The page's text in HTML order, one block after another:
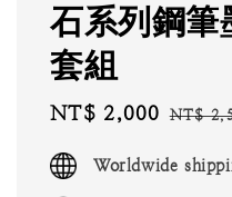
石系列鋼筆
套組
Sale
NT$ 2,000 NT$
Worldwide